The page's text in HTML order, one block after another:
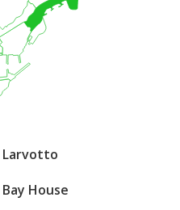
Larvotto
Bay House